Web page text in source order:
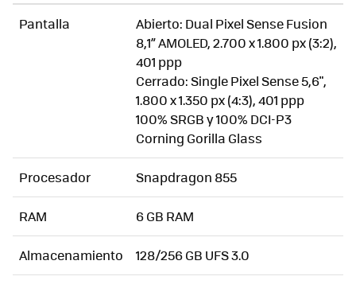
Pantalla
Abierto: Dual Pixel Sense Fusion
8,1” AMOLED, 2.700 x 1.800 px (3:2),
401 ppp
Cerrado: Single Pixel Sense 5,6",
1.800 x 1.350 px (4:3), 401 ppp
100% SRGB y 100% DCI-P3
Corning Gorilla Glass
Procesador Snapdragon 855
RAM 6 GB RAM
Almacenamiento 128/256 GB UFS 3.0